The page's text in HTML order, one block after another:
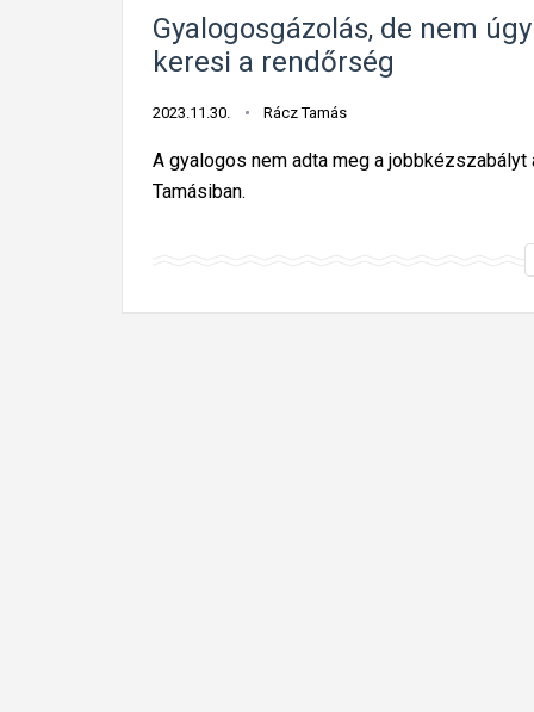
Gyalogosgázolás, de nem
keresi a rendőrség
2023.11.30. Rácz Tamás
A gyalogos nem adta meg a
Tamásiban.